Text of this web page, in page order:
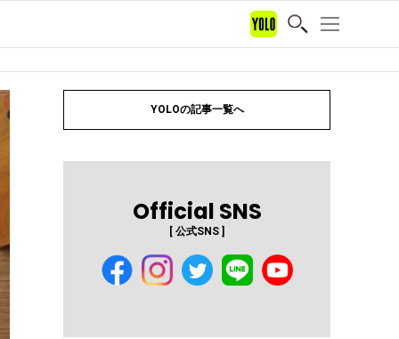
YOLOの記事一覧へ
Official SNS
[ 公式SNS ]